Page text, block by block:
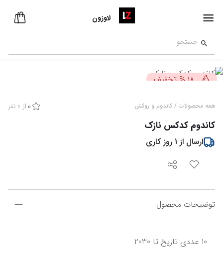
لاوزون
18
% تخفیف
همه محصولات / کاندوم و روکش 0 از 0 نفر
کاندوم کدکس نازک
ارسال از 1 روز کاری
توضیحات محصول
10 عددی تاریخ تا 2030